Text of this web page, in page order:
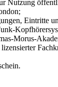
Nutzung
Eintritte
Morus-